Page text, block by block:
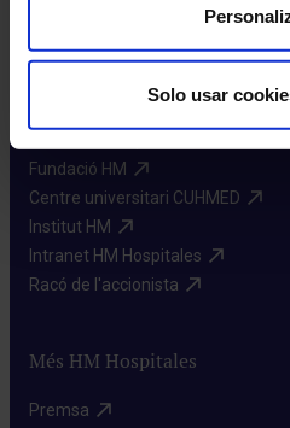
Solo usar
Sobre nosaltres
Fundació HM​
Centre universitari CUHMED​
Institut HM​
Intranet HM Hospitales​
Racó de l'accionista​
Més HM Hospitales
Premsa​